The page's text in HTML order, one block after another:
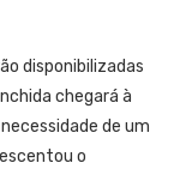
disponibilizadas
chegará à
de um
o